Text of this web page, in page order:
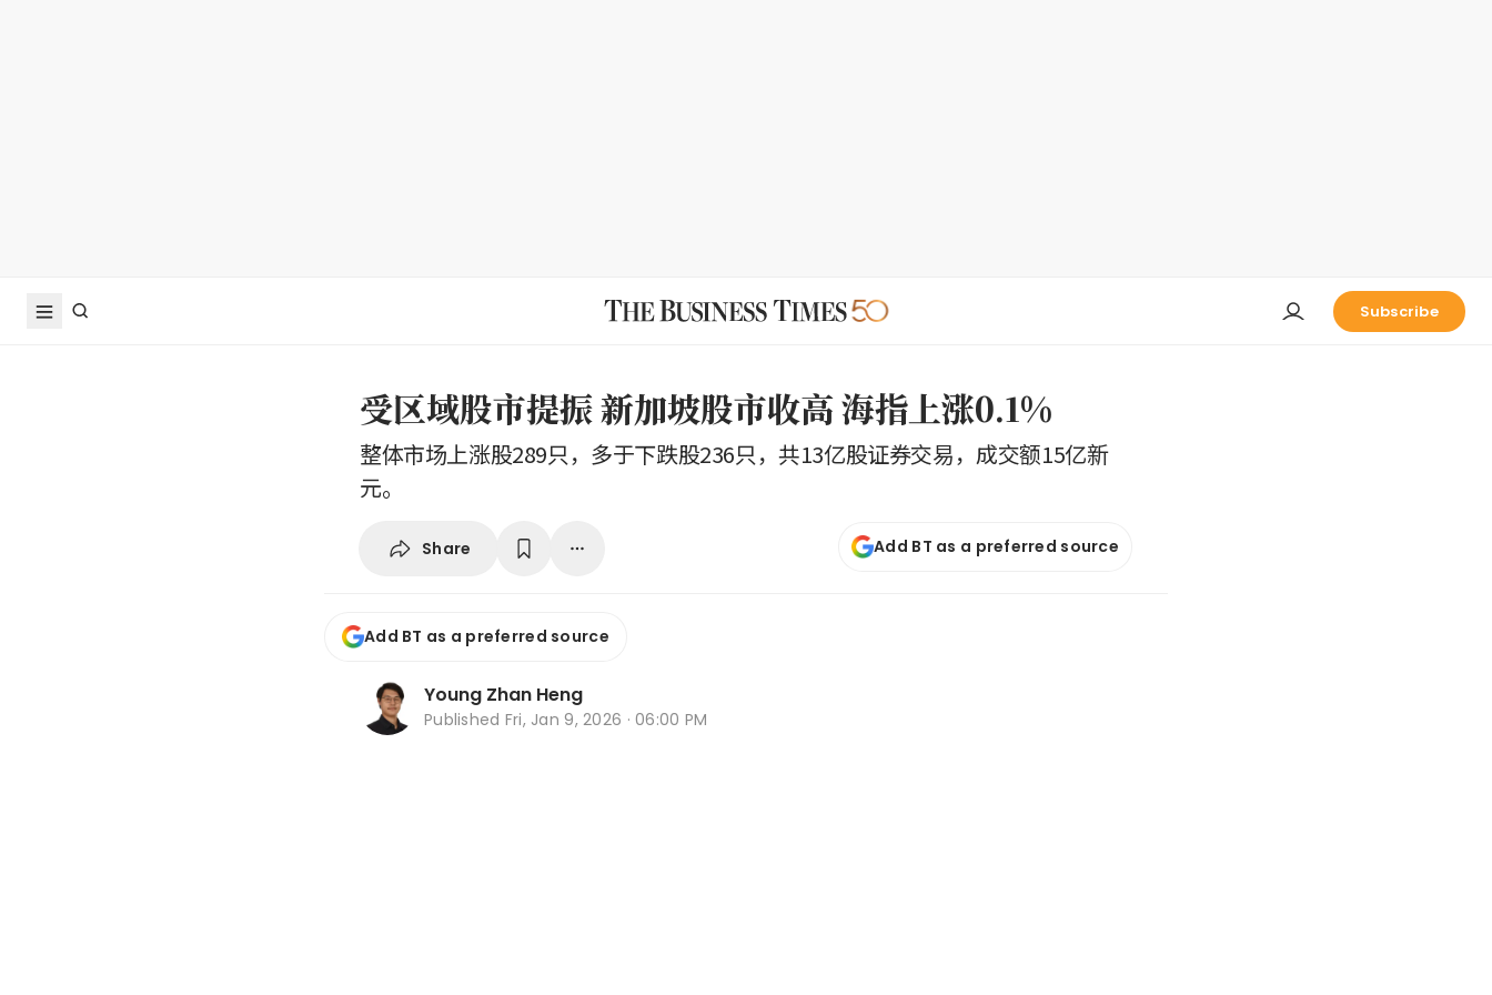
Subscribe
受区域股市提振 新加坡股市收高 海指上涨0.1%
整体市场上涨股289只，多于下跌股236只，共13亿股证券交易，成交额15亿新
元。
Share Add BT as a preferred source
Add BT as a preferred source
Young Zhan Heng
Published Fri, Jan 9, 2026 · 06:00 PM